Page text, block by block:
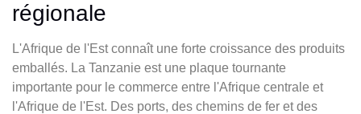
régionale
L'Afrique de l'Est connaît une forte croissance des produits
emballés. La Tanzanie est une plaque tournante
importante pour le commerce entre l'Afrique centrale et
l'Afrique de l'Est. Des ports, des chemins de fer et des